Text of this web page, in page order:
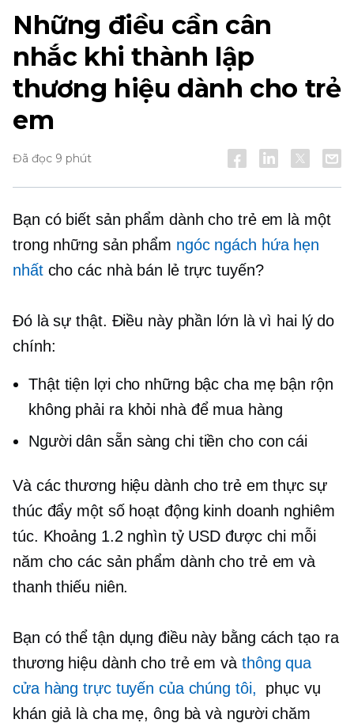
Những điều cần cân
nhắc khi thành lập
thương hiệu dành cho trẻ
em
Đã đọc 9 phút
Bạn có biết sản phẩm dành cho trẻ em là một
trong những sản phẩm ngóc ngách hứa hẹn
nhấtcho các nhà bán lẻ trực tuyến?
Đó là sự thật. Điều này phần lớn là vì hai lý do
chính:
Thật tiện lợi cho những bậc cha mẹ bận rộn
không phải ra khỏi nhà để mua hàng
Người dân sẵn sàng chi tiền cho con cái
Và các thương hiệu dành cho trẻ em thực sự
thúc đẩy một số hoạt động kinh doanh nghiêm
túc. Khoảng 1.2 nghìn tỷ USD được chi mỗi
năm cho các sản phẩm dành cho trẻ em và
thanh thiếu niên.
Bạn có thể tận dụng điều này bằng cách tạo ra
thương hiệu dành cho trẻ em và thông qua
cửa hàng trực tuyến của chúng tôi,
phục vụ
khán giả là cha mẹ, ông bà và người chăm